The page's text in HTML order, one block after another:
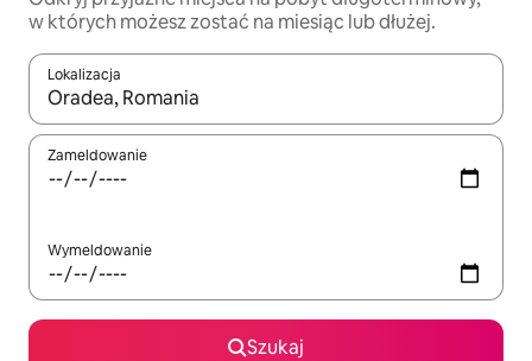
w których możesz zostać na miesiąc lub dłużej.
Lokalizacja
Gdy wyniki będą dostępne, możesz poruszać się po nich za
Zameldowanie
Wymeldowanie
Szukaj